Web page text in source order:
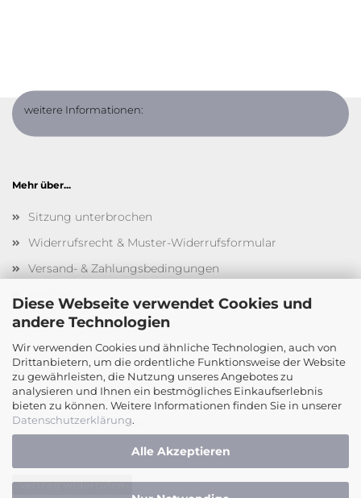
Diese Webseite verwendet Cookies und
andere Technologien
Wir verwenden Cookies und ähnliche Technologien, auch von
Drittanbietern, um die ordentliche Funktionsweise der Website
zu gewährleisten, die Nutzung unseres Angebotes zu
analysieren und Ihnen ein bestmögliches Einkaufserlebnis
bieten zu können. Weitere Informationen finden Sie in unserer
Datenschutzerklärung.
Alle Akzeptieren
weitere Informationen:
Mehr über...
Sitzung unterbrochen
Widerrufsrecht & Muster-Widerrufsformular
Versand- & Zahlungsbedingungen
Impressum
Callback Service
AGB
Privatsphäre und Datenschutz
Cookie Einstellungen
Vertrag widerrufen